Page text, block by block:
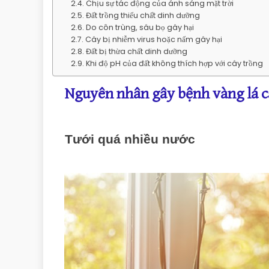
Chịu sự tác động của ánh sáng mặt trời
Đất trồng thiếu chất dinh dưỡng
Do côn trùng, sâu bọ gây hại
Cây bị nhiễm virus hoặc nấm gây hại
Đất bị thừa chất dinh dưỡng
Khi độ pH của đất không thích hợp với cây trồng
Nguyên nhân gây bệnh vàng lá
Tưới quá nhiều nước